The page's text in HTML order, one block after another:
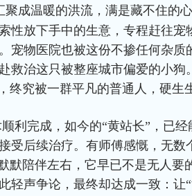
聚成温暖的洪流，满是藏不住的
性放下手中的生意，专程赶往宠
宠物医院也被这份不掺任何杂质
救治这只被整座城市偏爱的小
终究被一群平凡的普通人，硬生
利完成，如今的“黄站长”，已
受后续治疗。有师傅感慨，无数
默陪伴左右，它早已不是无人要
轻声争论，最终却达成一致：让